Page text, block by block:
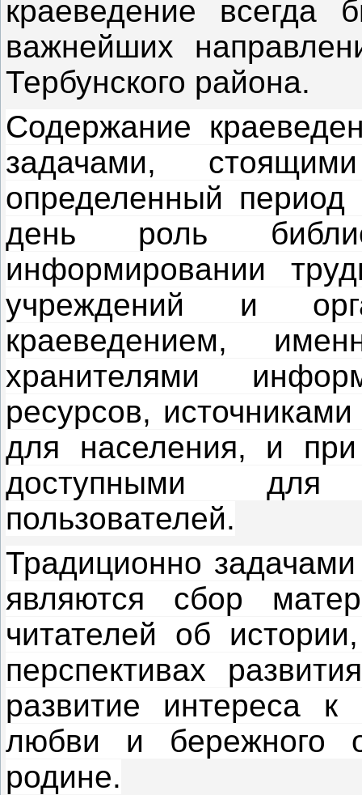
краеведение
важнейших
Тербунского района.
Содержание
задачами,
определенный
день роль
информировании
учреждений и
краеведением,
хранителями
ресурсов,
для населения, и
доступными для
пользователей.
Традиционно
являются сбор
читателей об
перспективах
развитие интереса
любви и бережного
родине.